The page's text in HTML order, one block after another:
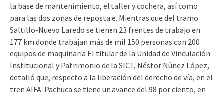
la base de mantenimiento, el taller y cochera, así como
para las dos zonas de repostaje. Mientras que del tramo
Saltillo-Nuevo Laredo se tienen 23 frentes de trabajo en
177 km donde trabajan más de mil 150 personas con 200
equipos de maquinaria El titular de la Unidad de Vinculación
Institucional y Patrimonio de la SICT, Néstor Núñez López,
detalló que, respecto a la liberación del derecho de vía, en el
tren AIFA-Pachuca se tiene un avance del 98 por ciento, en